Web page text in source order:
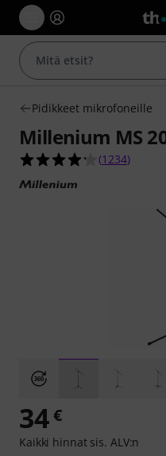
Pidikkeet mikrofoneille
Millenium MS
4.2 tähteä
(1234)
34€
Kaikki hinnat sis. ALV:n